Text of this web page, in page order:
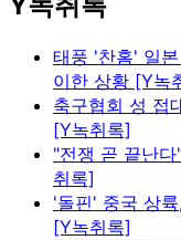
태풍 '찬홈' 일
이한 상황 [Y녹
축구협회 성 접
[Y녹취록]
"전쟁 곧 끝난
취록]
'돌핀' 중국 상
[Y녹취록]